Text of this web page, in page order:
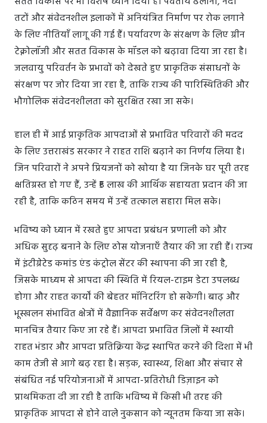
तटों और संवेदनशील इलाकों में अनियंत्रित निर्माण पर रोक लगाने
के लिए नीतियाँ लागू की गई हैं। पर्यावरण के संरक्षण के लिए ग्रीन
टेक्नोलॉजी और सतत विकास के मॉडल को बढ़ावा दिया जा रहा है।
जलवायु परिवर्तन के प्रभावों को देखते हुए प्राकृतिक संसाधनों के
संरक्षण पर जोर दिया जा रहा है, ताकि राज्य की पारिस्थितिकी और
भौगोलिक संवेदनशीलता को सुरक्षित रखा जा सके।
हाल ही में आई प्राकृतिक आपदाओं से प्रभावित परिवारों की मदद
के लिए उत्तराखंड सरकार ने राहत राशि बढ़ाने का निर्णय लिया है।
जिन परिवारों ने अपने प्रियजनों को खोया है या जिनके घर पूरी तरह
क्षतिग्रस्त हो गए हैं, उन्हें ₹5 लाख की आर्थिक सहायता प्रदान की जा
रही है, ताकि कठिन समय में उन्हें तत्काल सहारा मिल सके।
भविष्य को ध्यान में रखते हुए आपदा प्रबंधन प्रणाली को और
अधिक सुदृढ़ बनाने के लिए ठोस योजनाएँ तैयार की जा रही हैं। राज्य
में इंटीग्रेटेड कमांड एंड कंट्रोल सेंटर की स्थापना की जा रही है,
जिसके माध्यम से आपदा की स्थिति में रियल-टाइम डेटा उपलब्ध
होगा और राहत कार्यों की बेहतर मॉनिटरिंग हो सकेगी। बाढ़ और
भूस्खलन संभावित क्षेत्रों में वैज्ञानिक सर्वेक्षण कर संवेदनशीलता
मानचित्र तैयार किए जा रहे हैं। आपदा प्रभावित जिलों में स्थायी
राहत भंडार और आपदा प्रतिक्रिया केंद्र स्थापित करने की दिशा में भी
काम तेजी से आगे बढ़ रहा है। सड़क, स्वास्थ्य, शिक्षा और संचार से
संबंधित नई परियोजनाओं में आपदा-प्रतिरोधी डिज़ाइन को
प्राथमिकता दी जा रही है ताकि भविष्य में किसी भी तरह की
प्राकृतिक आपदा से होने वाले नुकसान को न्यूनतम किया जा सके।